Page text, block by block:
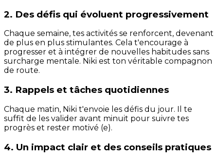
2. Des défis qui évoluent progressivement
Chaque semaine, tes activités se renforcent, devenant
de plus en plus stimulantes. Cela t'encourage à
progresser et à intégrer de nouvelles habitudes sans
surcharge mentale. Niki est ton véritable compagnon
de route.
3. Rappels et tâches quotidiennes
Chaque matin, Niki t'envoie les défis du jour. Il te
suffit de les valider avant minuit pour suivre tes
progrès et rester motivé (e).
4. Un impact clair et des conseils pratiques